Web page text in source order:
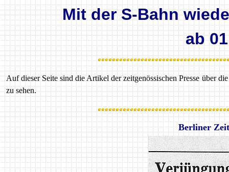
Mit der S-Bahn
ab
Auf dieser Seite sind die Artikel der zeitgenössischen Presse über
zu sehen.
Berliner